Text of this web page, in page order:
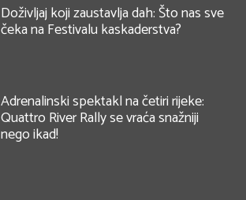
Doživljaj koji zaustavlja dah: Što nas sve
čeka na Festivalu kaskaderstva?
Adrenalinski spektakl na četiri rijeke:
Quattro River Rally se vraća snažniji
nego ikad!